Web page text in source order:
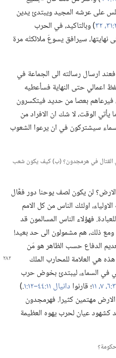
على عرشه المجيد ويبتدئ يدين
‏)‏ وبالتاكيد،‏ في الحرب
نهايتها،‏ سيرافق يسوعَ ملائكتُه مرة
ارسال رسالته الى الجماعة في
اعمالي حتى النهاية فسأعطيه
فيرعاهم بعصا من حديد فيتكسرون
يأتي الوقت،‏ لا شك ان الافراد من
سيشتركون في ان يرعوا الشعوب
القتال في هرمجدون؟‏ (‏ب)‏ كيف يكون شعب
لن يكون لصف يوحنا دور فعَّال
اولئك الناس من كل الامم
فهؤلاء الناس المسالمون قد
ذلك،‏ هم مشمولون الى حد بعيد!‏
الدفاع حسب الظاهر هو مَن
هي العلامة للمحارب الملك
في السماء،‏ ليبتدئ بخوض حرب
‏؛‏ قارنوا دانيال ١١:‏٤٤–‏١٢:‏١
‏.‏)‏
مهتمين كثيرا.‏ فهرمجدون
كشهود عيان لحرب يهوه العظيمة